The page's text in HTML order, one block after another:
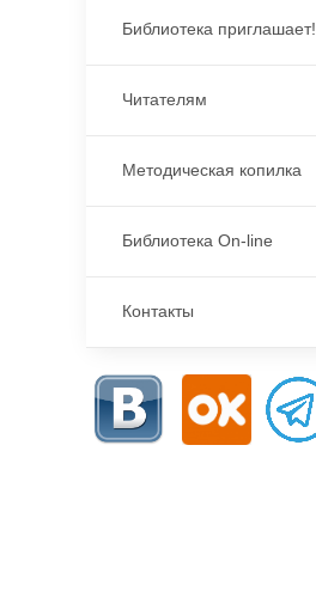
Библиотека приглашает!
Читателям
Методическая копилка
Библиотека On-line
Контакты